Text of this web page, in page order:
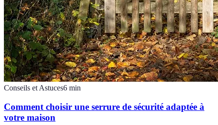
Conseils et Astuces6 min
Comment choisir une serrure de sécurité adaptée à
votre maison